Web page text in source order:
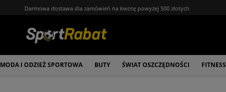
Darmowa dostawa dla zamówień na kwotę powyżej 500 złotych
MODA I ODZIEŻ SPORTOWA BUTY ŚWIAT OSZCZĘDNOŚCI FITNESS